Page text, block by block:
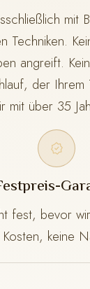
mit
Techniken.
angreift. Kein
der Ihrem
mit über 35
fest, bevor
keine